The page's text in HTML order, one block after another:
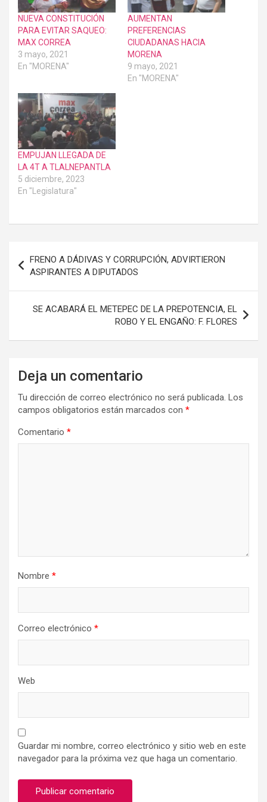
NUEVA CONSTITUCIÓN
PARA EVITAR SAQUEO:
MAX CORREA
3 mayo, 2021
En "MORENA"
AUMENTAN
PREFERENCIAS
CIUDADANAS HACIA
MORENA
9 mayo, 2021
En "MORENA"
EMPUJAN LLEGADA DE
LA 4T A TLALNEPANTLA
5 diciembre, 2023
En "Legislatura"
Navegación
de
entradas
FRENO A DÁDIVAS Y CORRUPCIÓN, ADVIRTIERON
ASPIRANTES A DIPUTADOS
SE ACABARÁ EL METEPEC DE LA PREPOTENCIA, EL
ROBO Y EL ENGAÑO: F. FLORES
Deja un comentario
Tu dirección de correo electrónico no será publicada. Los
campos obligatorios están marcados con *
Comentario *
Nombre *
Correo electrónico *
Web
Guardar mi nombre, correo electrónico y sitio web en este
navegador para la próxima vez que haga un comentario.